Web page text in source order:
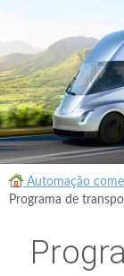
Automação
Programa de